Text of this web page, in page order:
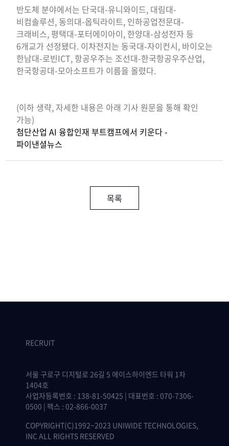
반도체 분야에서는 단국대-유니와이드, 대림대-
비컴솔루션, 동의대-옵틱라이트, 인하공업전문대-
크래비스, 평택대-포터에이아이, 한양대-삼성전자 등
6개교가 선정됐다. 이차전지는 동국대-자이컨시, 바이오는
한남대-로빈ICT, 항공우주는 조선대-한국항공우주산업,
한국항공대-모아소프트가 이름을 올렸다.
(이하 생략, 자세한 내용은 아래 기사 원문을 통해 확인
가능)
첨단산업 AI 융합인재 부트캠프에서 키운다 -
파이낸셜뉴스
목록
RECRUIT
서울 구로구 디지털로 26길 5 에이스하이엔드 타워 1차
1404호
사업자등록번호 : 138-81-50425 | 대표번호 : 070-7306-
0500 | 팩스 : 02-866-0037
COPYRIGHT(C)1992~2023 UNIWIDE TECHNOLOGIES,
INC ALL RIGHTS RESERVED